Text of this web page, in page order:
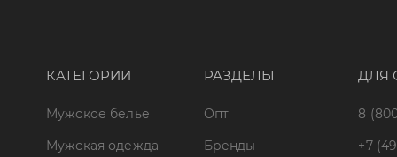
КАТЕГОРИИ
Мужское белье
Мужская одежда
РАЗДЕЛЫ
Опт
Бренды
ДЛЯ
8
+7